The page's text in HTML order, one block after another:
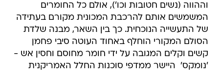
של התעשייה הנוכחית. כך בין השאר, מבנה שלדת
הסולם המקורי הוחלף באחוד העוטה סיבי פחמן
קשים וקלים המגובה על ידי חומר מחוסם וחסין אש -
'נומקס'  היישר ממדפי סוכנות החלל האמריקנית
נאסא.